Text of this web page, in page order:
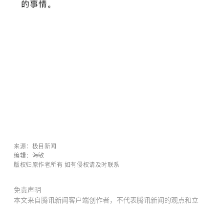
来源：极目新闻
编辑：海敏
版权归原作者所有 如有侵权请及时联系
免责声明
本文来自腾讯新闻客户端创作者，不代表腾讯新闻的观点和立